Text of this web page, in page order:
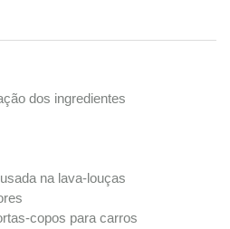
dos ingredientes
na lava-louças
copos para carros